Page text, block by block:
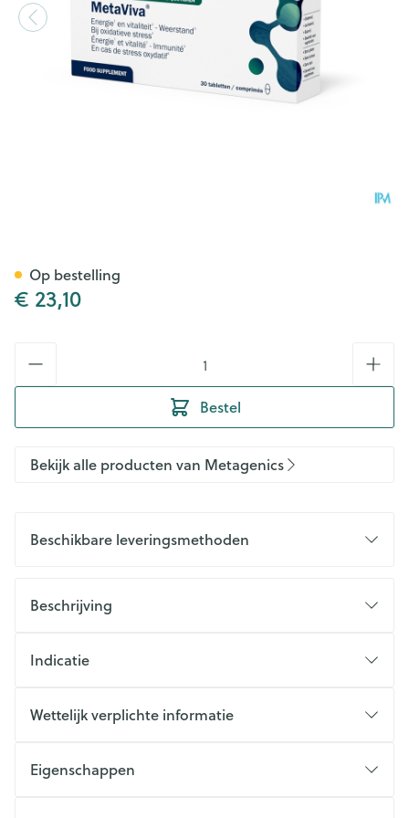
€ 23,10
Bestel
Op bestelling
Bekijk alle producten van Metagenics
Beschikbare leveringsmethoden
Beschrijving
Indicatie
Wettelijk verplichte informatie
Eigenschappen